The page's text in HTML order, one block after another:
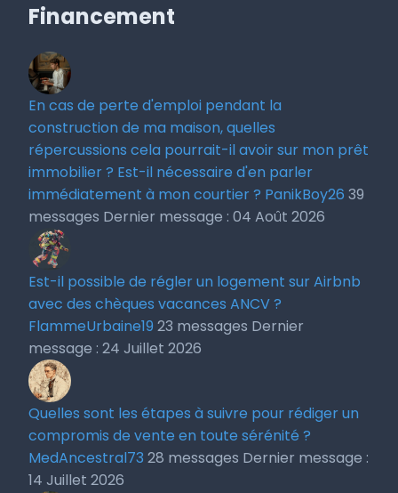
Financement
En cas de perte d'emploi pendant la
construction de ma maison, quelles
répercussions cela pourrait-il avoir sur mon prêt
immobilier ? Est-il nécessaire d'en parler
immédiatement à mon courtier ? PanikBoy26 39
messages Dernier message : 04 Août 2026
Est-il possible de régler un logement sur Airbnb
avec des chèques vacances ANCV ?
FlammeUrbaine19 23 messages Dernier
message : 24 Juillet 2026
Quelles sont les étapes à suivre pour rédiger un
compromis de vente en toute sérénité ?
MedAncestral73 28 messages Dernier message :
14 Juillet 2026